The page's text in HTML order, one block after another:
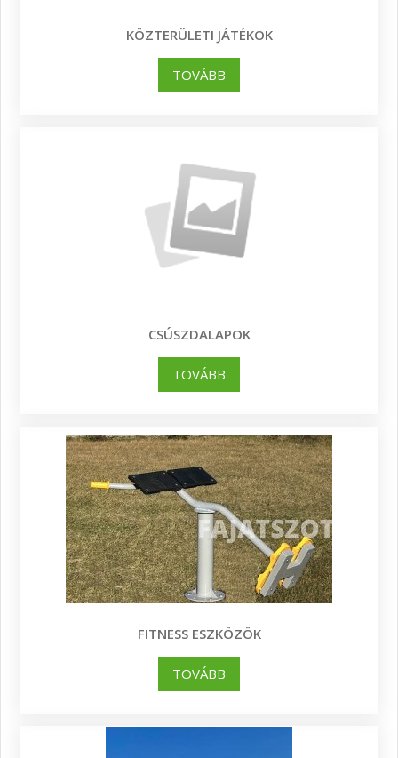
KÖZTERÜLETI JÁTÉKOK
TOVÁBB
CSÚSZDALAPOK
TOVÁBB
FITNESS ESZKÖZÖK
TOVÁBB